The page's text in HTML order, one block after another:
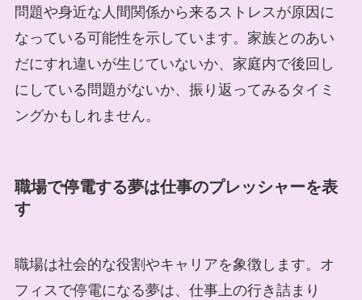
問題や身近な人間関係から来るストレスが原因に
なっている可能性を示しています。家族とのあい
だにすれ違いが生じていないか、家庭内で後回し
にしている問題がないか、振り返ってみるタイミ
ングかもしれません。
職場で停電する夢は仕事のプレッシャーを表
す
職場は社会的な役割やキャリアを象徴します。オ
フィスで停電になる夢は、仕事上の行き詰まり